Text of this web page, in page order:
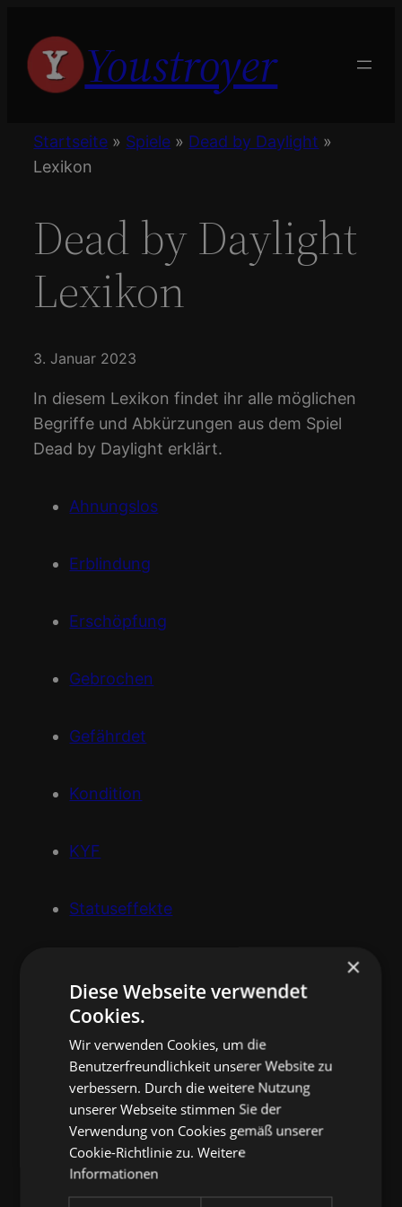
Inhalt
springen
Youstroyer
Startseite » Spiele » Dead by Daylight »
Lexikon
Dead by Daylight
Lexikon
3. Januar 2023
In diesem Lexikon findet ihr alle möglichen
Begriffe und Abkürzungen aus dem Spiel
Dead by Daylight erklärt.
Ahnungslos
Erblindung
Erschöpfung
Gebrochen
Gefährdet
Kondition
KYF
Statuseffekte
Tiefe Wunde
Unentdeckbar
Zerfleischt
Weitergehende Informationen findest du
×
Diese Webseite verwendet
Cookies.
Wir verwenden Cookies, um die
Benutzerfreundlichkeit unserer Website zu
verbessern. Durch die weitere Nutzung
unserer Webseite stimmen Sie der
Verwendung von Cookies gemäß unserer
Cookie-Richtlinie zu.Weitere
Informationen